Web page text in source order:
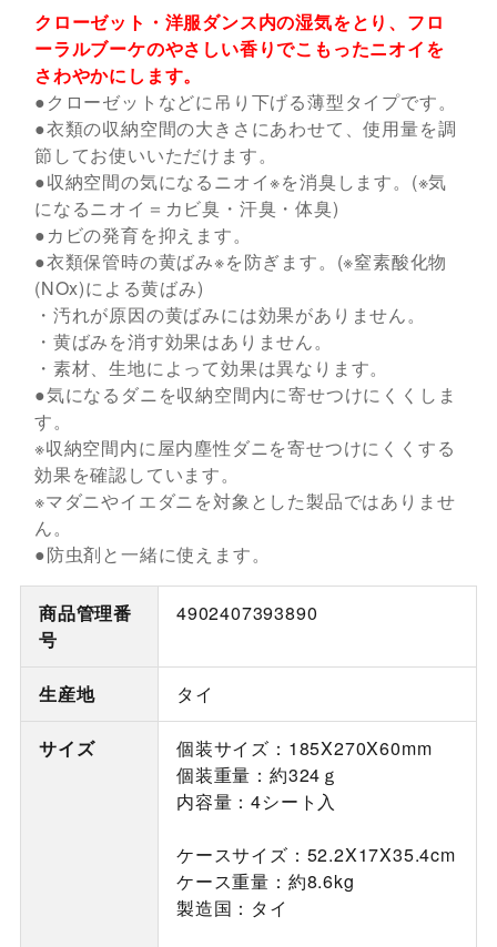
クローゼット・洋服ダンス内の湿気をとり、フロ
ーラルブーケのやさしい香りでこもったニオイを
さわやかにします。
●クローゼットなどに吊り下げる薄型タイプです。
●衣類の収納空間の大きさにあわせて、使用量を調
節してお使いいただけます。
●収納空間の気になるニオイ※を消臭します。(※気
になるニオイ＝カビ臭・汗臭・体臭)
●カビの発育を抑えます。
●衣類保管時の黄ばみ※を防ぎます。(※窒素酸化物
(NOx)による黄ばみ)
・汚れが原因の黄ばみには効果がありません。
・黄ばみを消す効果はありません。
・素材、生地によって効果は異なります。
●気になるダニを収納空間内に寄せつけにくくしま
す。
※収納空間内に屋内塵性ダニを寄せつけにくくする
効果を確認しています。
※マダニやイエダニを対象とした製品ではありませ
ん。
●防虫剤と一緒に使えます。
商品管理番
号
4902407393890
生産地 タイ
サイズ
個装サイズ：185X270X60mm
個装重量：約324ｇ
内容量：4シート入
ケースサイズ：52.2X17X35.4cm
ケース重量：約8.6kg
製造国：タイ